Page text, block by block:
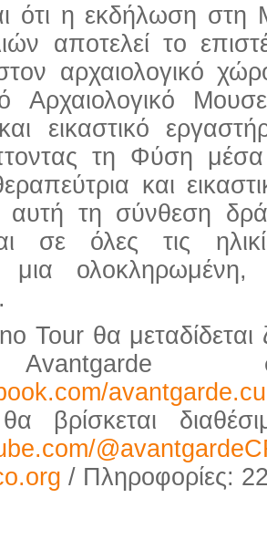
ότι η εκδήλωση στη
αποτελεί το
αρχαιολογικό
Αρχαιολογικό
εικαστικό
τη Φύση
και
τη σύνθεση
σε όλες τις
μια ολοκληρωμένη,
Tour θα
βρίσκεται
/ Πληροφορίες: